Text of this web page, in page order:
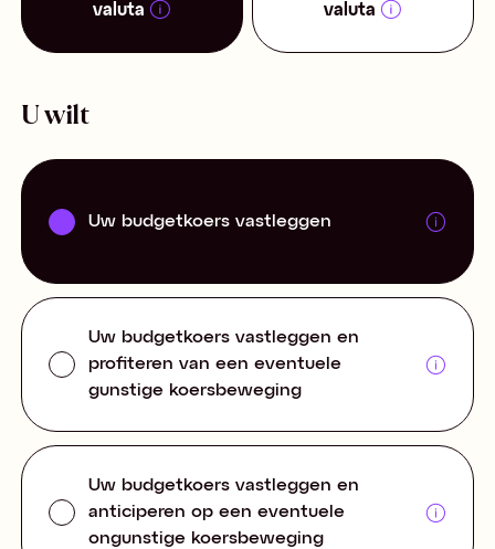
valuta
valuta
U wilt
Uw budgetkoers vastleggen
Uw budgetkoers vastleggen en
profiteren van een eventuele
gunstige koersbeweging
Uw budgetkoers vastleggen en
anticiperen op een eventuele
ongunstige koersbeweging